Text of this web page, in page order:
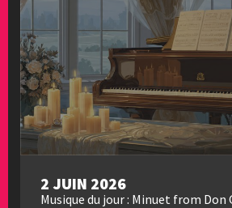
2 JUIN 2026
Musique du jour : Minuet from Don